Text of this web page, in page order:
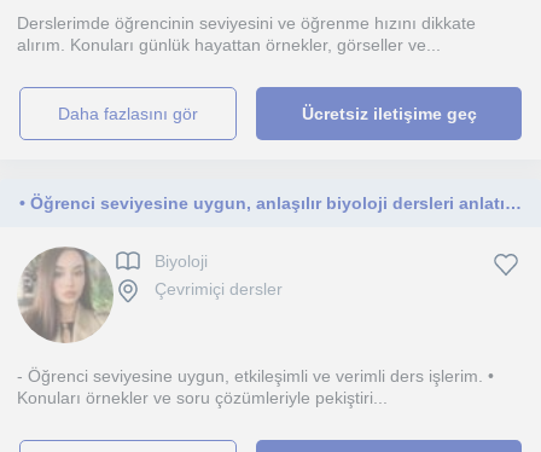
Derslerimde öğrencinin seviyesini ve öğrenme hızını dikkate
alırım. Konuları günlük hayattan örnekler, görseller ve...
daha fazlasını gör Ücretsiz iletişime geç
• Öğrenci seviyesine uygun, anlaşılır biyoloji dersleri anlatıyorum
Biyoloji
Çevrimiçi dersler
- Öğrenci seviyesine uygun, etkileşimli ve verimli ders işlerim. •
Konuları örnekler ve soru çözümleriyle pekiştiri...